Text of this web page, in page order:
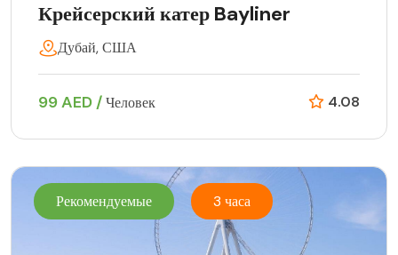
Крейсерский катер Bayliner
Дубай, США
99 AED /Человек 4.08
Рекомендуемые 3 часа